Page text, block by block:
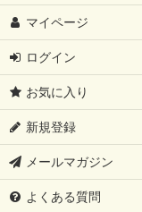
マイページ
ログイン
お気に入り
新規登録
メールマガジン
よくある質問